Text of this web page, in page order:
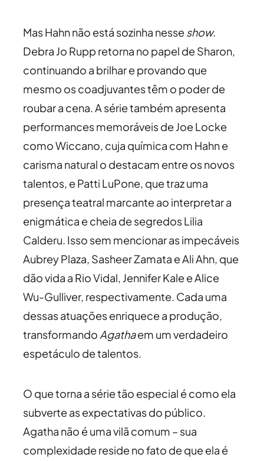
Mas Hahn não está sozinha nesseshow.
Debra Jo Rupp retorna no papel de Sharon,
continuando a brilhar e provando que
mesmo os coadjuvantes têm o poder de
roubar a cena. A série também apresenta
performances memoráveis de Joe Locke
como Wiccano, cuja química com Hahn e
carisma natural o destacam entre os novos
talentos, e Patti LuPone, que traz uma
presença teatral marcante ao interpretar a
enigmática e cheia de segredos Lilia
Calderu. Isso sem mencionar as impecáveis
Aubrey Plaza, Sasheer Zamata e Ali Ahn, que
dão vida a Rio Vidal, Jennifer Kale e Alice
Wu-Gulliver, respectivamente. Cada uma
dessas atuações enriquece a produção,
transformando Agathaem um verdadeiro
espetáculo de talentos.
O que torna a série tão especial é como ela
subverte as expectativas do público.
Agatha não é uma vilã comum – sua
complexidade reside no fato de que ela é